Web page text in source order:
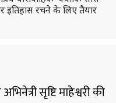
इतिहास रचने के लिए तैयार
सृष्टि माहेश्वरी की